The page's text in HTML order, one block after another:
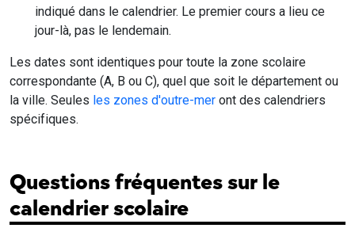
indiqué dans le calendrier. Le premier cours a lieu ce
jour-là, pas le lendemain.
Les dates sont identiques pour toute la zone scolaire
correspondante (A, B ou C), quel que soit le département ou
la ville. Seules les zones d'outre-mer ont des calendriers
spécifiques.
Questions fréquentes sur le
calendrier scolaire